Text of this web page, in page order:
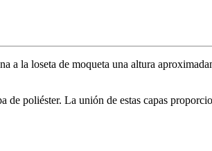
a la loseta de moqueta una altura
poliéster. La unión de estas capas